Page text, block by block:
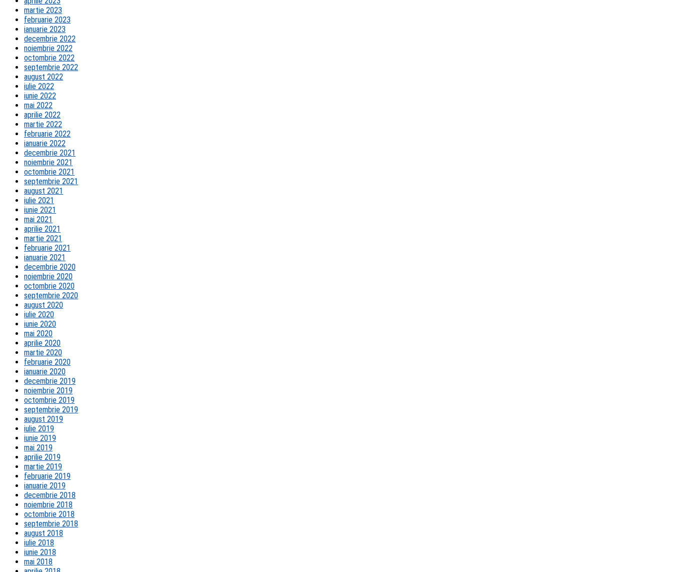
martie 2023
februarie 2023
ianuarie 2023
decembrie 2022
noiembrie 2022
octombrie 2022
septembrie 2022
august 2022
iulie 2022
iunie 2022
mai 2022
aprilie 2022
martie 2022
februarie 2022
ianuarie 2022
decembrie 2021
noiembrie 2021
octombrie 2021
septembrie 2021
august 2021
iulie 2021
iunie 2021
mai 2021
aprilie 2021
martie 2021
februarie 2021
ianuarie 2021
decembrie 2020
noiembrie 2020
octombrie 2020
septembrie 2020
august 2020
iulie 2020
iunie 2020
mai 2020
aprilie 2020
martie 2020
februarie 2020
ianuarie 2020
decembrie 2019
noiembrie 2019
octombrie 2019
septembrie 2019
august 2019
iulie 2019
iunie 2019
mai 2019
aprilie 2019
martie 2019
februarie 2019
ianuarie 2019
decembrie 2018
noiembrie 2018
octombrie 2018
septembrie 2018
august 2018
iulie 2018
iunie 2018
mai 2018